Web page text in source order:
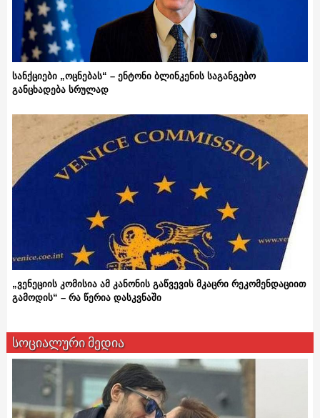
სანქციები „ოცნებას“ – ენტონი ბლინკენის საგანგებო
განცხადება სრულად
„ვენეციის კომისია ამ კანონის გაწვევის მკაცრი რეკომენდაციით
გამოდის“ – რა წერია დასკვნაში
სოციალური მედია